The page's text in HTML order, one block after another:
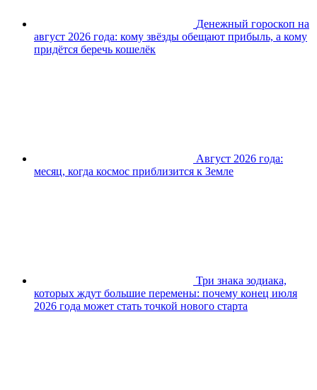
Денежный гороскоп на
август 2026 года: кому звёзды обещают прибыль, а кому
придётся беречь кошелёк
Август 2026 года:
месяц, когда космос приблизится к Земле
Три знака зодиака,
которых ждут большие перемены: почему конец июля
2026 года может стать точкой нового старта